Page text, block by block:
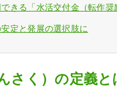
きる「水活交付金（転作奨
定と発展の選択肢に
さく）の定義と